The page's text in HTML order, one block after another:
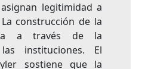
legitimidad a
construcción de la
a través de la
instituciones. El
sostiene que la